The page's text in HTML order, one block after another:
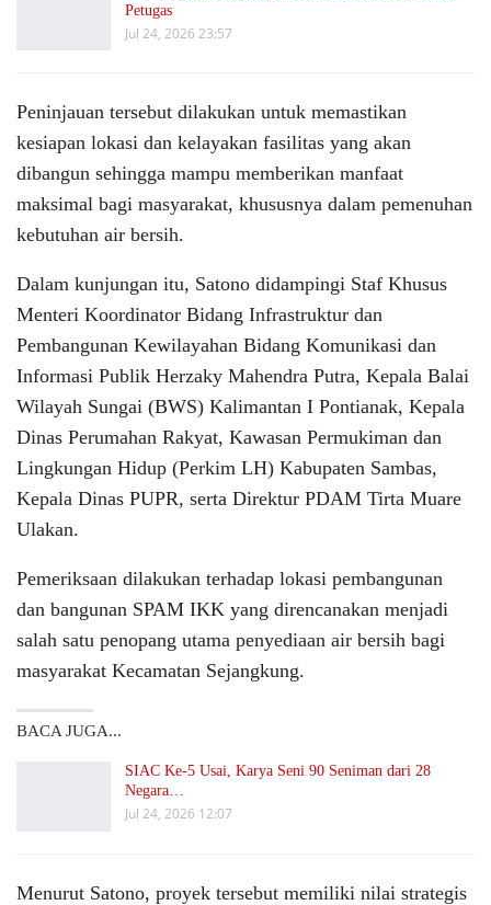
Petugas
Jul 24, 2026 23:57
Peninjauan tersebut dilakukan untuk memastikan
kesiapan lokasi dan kelayakan fasilitas yang akan
dibangun sehingga mampu memberikan manfaat
maksimal bagi masyarakat, khususnya dalam pemenuhan
kebutuhan air bersih.
Dalam kunjungan itu, Satono didampingi Staf Khusus
Menteri Koordinator Bidang Infrastruktur dan
Pembangunan Kewilayahan Bidang Komunikasi dan
Informasi Publik Herzaky Mahendra Putra, Kepala Balai
Wilayah Sungai (BWS) Kalimantan I Pontianak, Kepala
Dinas Perumahan Rakyat, Kawasan Permukiman dan
Lingkungan Hidup (Perkim LH) Kabupaten Sambas,
Kepala Dinas PUPR, serta Direktur PDAM Tirta Muare
Ulakan.
Pemeriksaan dilakukan terhadap lokasi pembangunan
dan bangunan SPAM IKK yang direncanakan menjadi
salah satu penopang utama penyediaan air bersih bagi
masyarakat Kecamatan Sejangkung.
BACA JUGA...
SIAC Ke-5 Usai, Karya Seni 90 Seniman dari 28
Negara…
Jul 24, 2026 12:07
Menurut Satono, proyek tersebut memiliki nilai strategis